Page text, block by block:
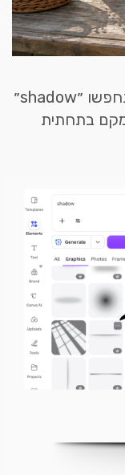
בתוך ספריית האלמנטים בקאנבה תחפשו ״shadow״
בתחתית